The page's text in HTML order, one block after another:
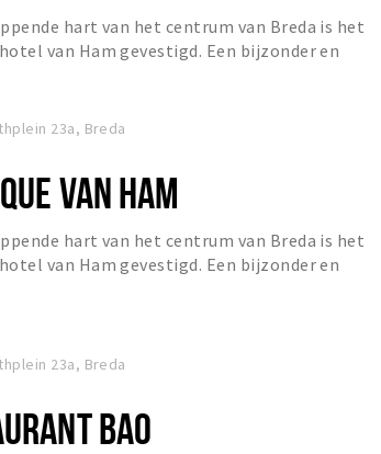
hart van het centrum van Breda is het
van Ham gevestigd. Een bijzonder en
23a, Breda
VAN HAM
hart van het centrum van Breda is het
van Ham gevestigd. Een bijzonder en
23a, Breda
BAO